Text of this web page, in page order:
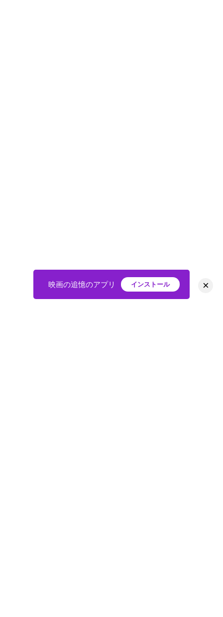
映画の追憶のアプリ インストール ×